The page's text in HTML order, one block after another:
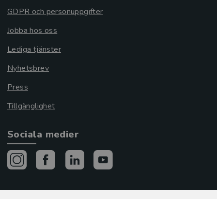
GDPR och personuppgifter
Jobba hos oss
Lediga tjänster
Nyhetsbrev
Press
Tillgänglighet
Sociala medier